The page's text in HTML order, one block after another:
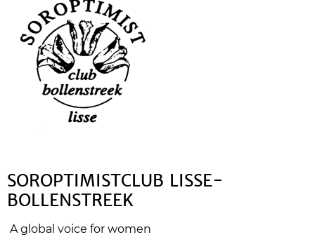
SOROPTIMISTCLUB LISSE-
BOLLENSTREEK
A global voice for women